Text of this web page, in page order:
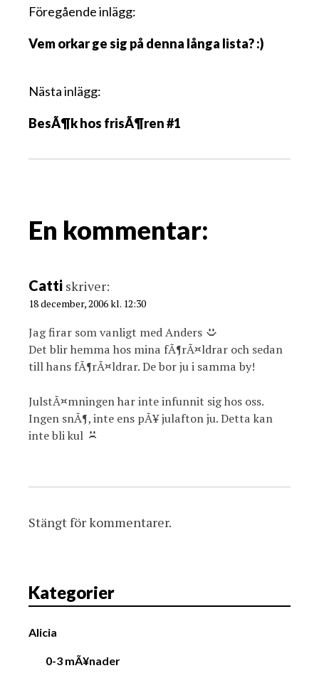
I
l
g
s
a
g
a
i
o
Föregående inlägg:
Vem orkar ge sig på denna långa lista? :)
Nästa inlägg:
BesÃ¶k hos frisÃ¶ren #1
En kommentar:
Catti skriver:
18 december, 2006 kl. 12:30
Jag firar som vanligt med Anders
Det blir hemma hos mina fÃ¶rÃ¤ldrar och sedan
till hans fÃ¶rÃ¤ldrar. De bor ju i samma by!
JulstÃ¤mningen har inte infunnit sig hos oss.
Ingen snÃ¶, inte ens pÃ¥ julafton ju. Detta kan
inte bli kul
Stängt för kommentarer.
Kategorier
Alicia
0-3 mÃ¥nader